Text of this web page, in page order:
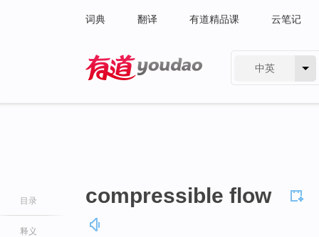
词典 翻译 有道精品课 云笔记
中英
目录
释义
compressible flow